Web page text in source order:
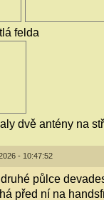
felda
dvě antény na
- 10:47:52
půlce
před ní na